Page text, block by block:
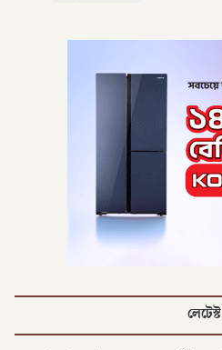
লেটেস্ট